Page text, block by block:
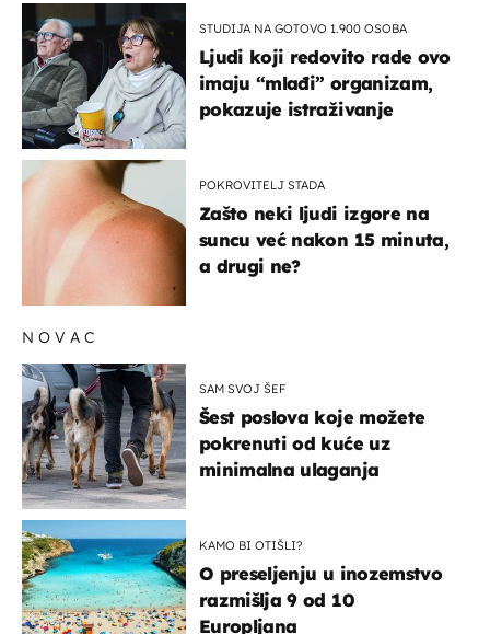
STUDIJA NA GOTOVO 1.900 OSOBA
Ljudi koji redovito rade ovo
imaju “mlađi” organizam,
pokazuje istraživanje
POKROVITELJ STADA
Zašto neki ljudi izgore na
suncu već nakon 15 minuta,
a drugi ne?
NOVAC
SAM SVOJ ŠEF
Šest poslova koje možete
pokrenuti od kuće uz
minimalna ulaganja
KAMO BI OTIŠLI?
O preseljenju u inozemstvo
razmišlja 9 od 10
Europljana